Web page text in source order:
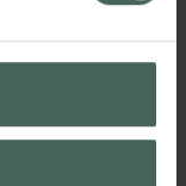
mot
vill